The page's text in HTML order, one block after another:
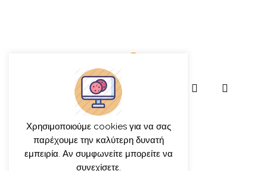
© γιώργος ιατρίδης 2013-2026
Χρησιμοποιούμε cookies για να σας
παρέχουμε την καλύτερη δυνατή
εμπειρία. Αν συμφωνείτε μπορείτε να
συνεχίσετε.